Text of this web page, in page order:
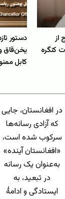
از
کنگره
دستور
یخن‌قاق
کابل
در افغانستان، جایی
که آزادی رسانه‌ها
سرکوب شده است،
«افغانستان آینده»
به‌عنوان یک رسانه
در تبعید، به
ایستادگی و ادامهٔ